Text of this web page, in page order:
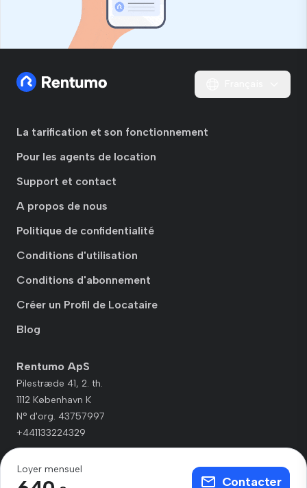
Loyer mensuel
Contacter
La tarification et son fonctionnement
Pour les agents de location
Support et contact
A propos de nous
Politique de confidentialité
Conditions d'utilisation
Conditions d'abonnement
Créer un Profil de Locataire
Blog
Rentumo ApS
Pilestræde 41, 2. th.
1112 København K
N° d'org. 43757997
+441133224329